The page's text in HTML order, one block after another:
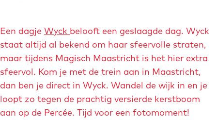
o
w
e
n
a
d
i
n
g
m
a
g
d
i
n
g
m
a
g
a
u
l
i
n
e
u
l
i
n
e
Een dagje Wyck belooft een geslaagde dag. Wyck
staat altijd al bekend om haar sfeervolle straten,
maar tijdens Magisch Maastricht is het hier extra
sfeervol. Kom je met de trein aan in Maastricht,
dan ben je direct in Wyck. Wandel de wijk in en je
loopt zo tegen de prachtig versierde kerstboom
aan op de Percée. Tijd voor een fotomoment!